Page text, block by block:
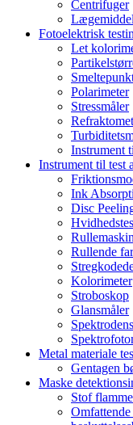
Centrifuger
Fotoelektrisk
Let
Polarimeter
Stressmåler
Instrument
Instrument til test
Ink
Disc
Rullende
Kolorimeter
Stroboskop
Glansmåler
Metal materiale
Gentagen
Maske
Stof